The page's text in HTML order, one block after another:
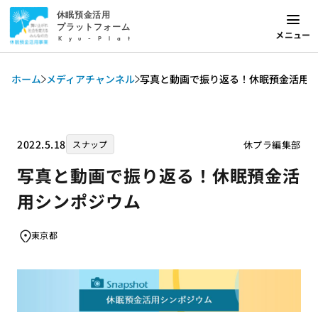
休眠預金活用
プラットフォーム
Kyu-Plat メニュー
ホーム メディアチャンネル 写真と動画で振り返る！休眠預金活用
2022.5.18 スナップ 休プラ編集部
写真と動画で振り返る！休眠預金活
用シンポジウム
東京都